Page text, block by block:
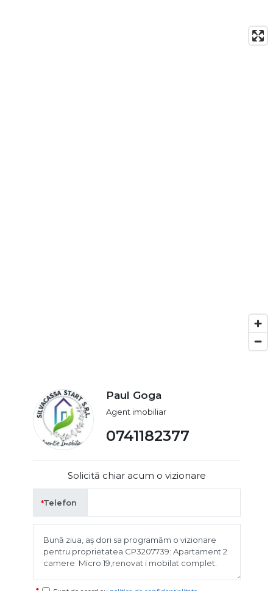
Paul Goga
Agent imobiliar
0741182377
Solicită chiar acum o vizionare
Telefon